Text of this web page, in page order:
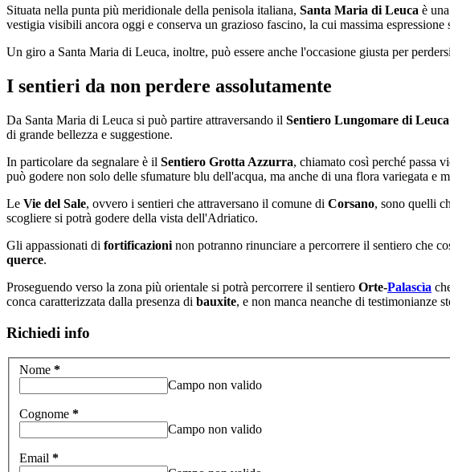
Situata nella punta più meridionale della penisola italiana, Santa Maria di Leuca è
vestigia visibili ancora oggi e conserva un grazioso fascino, la cui massima espressione
Un giro a Santa Maria di Leuca, inoltre, può essere anche l'occasione giusta per
I sentieri da non perdere assolutamente
Da Santa Maria di Leuca si può partire attraversando il Sentiero Lungomare di Leuca
di grande bellezza e suggestione.
In particolare da segnalare è il Sentiero Grotta Azzurra, chiamato così perché passa
può godere non solo delle sfumature blu dell'acqua, ma anche di una flora variegata e
Le Vie del Sale, ovvero i sentieri che attraversano il comune di Corsano, sono quelli
scogliere si potrà godere della vista dell'Adriatico.
Gli appassionati di fortificazioni non potranno rinunciare a percorrere il sentiero che
querce.
Proseguendo verso la zona più orientale si potrà percorrere il sentiero Orte-Palascìa
conca caratterizzata dalla presenza di bauxite, e non manca neanche di testimonianze
Richiedi info
Nome *
Campo non valido
Cognome *
Campo non valido
Email *